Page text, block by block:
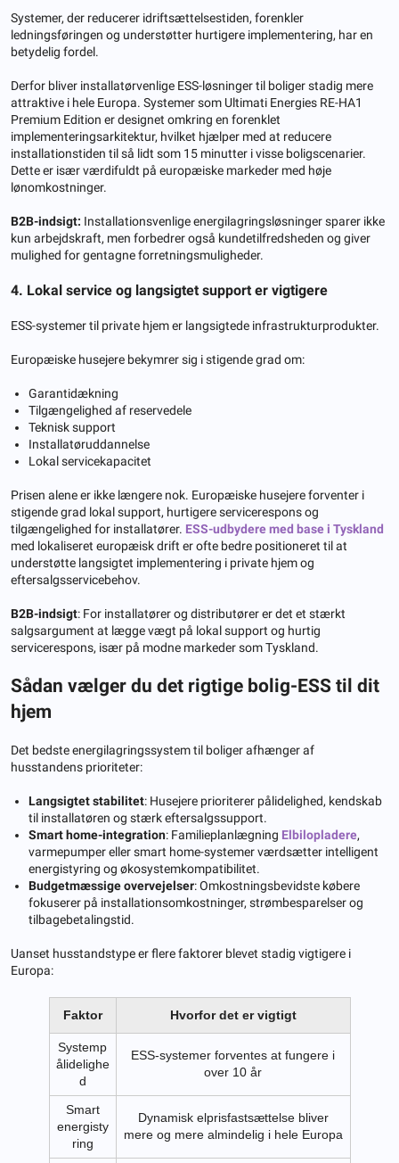
Systemer, der reducerer idriftsættelsestiden, forenkler
ledningsføringen og understøtter hurtigere implementering, har en
betydelig fordel.
Derfor bliver installatørvenlige ESS-løsninger til boliger stadig mere
attraktive i hele Europa. Systemer som Ultimati Energies RE-HA1
Premium Edition er designet omkring en forenklet
implementeringsarkitektur, hvilket hjælper med at reducere
installationstiden til så lidt som 15 minutter i visse boligscenarier.
Dette er især værdifuldt på europæiske markeder med høje
lønomkostninger.
B2B-indsigt: Installationsvenlige energilagringsløsninger sparer ikke
kun arbejdskraft, men forbedrer også kundetilfredsheden og giver
mulighed for gentagne forretningsmuligheder.
4. Lokal service og langsigtet support er vigtigere
ESS-systemer til private hjem er langsigtede infrastrukturprodukter.
Europæiske husejere bekymrer sig i stigende grad om:
Garantidækning
Tilgængelighed af reservedele
Teknisk support
Installatøruddannelse
Lokal servicekapacitet
Prisen alene er ikke længere nok. Europæiske husejere forventer i
stigende grad lokal support, hurtigere servicerespons og
tilgængelighed for installatører. ESS-udbydere med base i Tyskland
med lokaliseret europæisk drift er ofte bedre positioneret til at
understøtte langsigtet implementering i private hjem og
eftersalgsservicebehov.
B2B-indsigt: For installatører og distributører er det et stærkt
salgsargument at lægge vægt på lokal support og hurtig
servicerespons, især på modne markeder som Tyskland.
Sådan vælger du det rigtige bolig-ESS til dit
hjem
Det bedste energilagringssystem til boliger afhænger af
husstandens prioriteter:
Langsigtet stabilitet: Husejere prioriterer pålidelighed, kendskab
til installatøren og stærk eftersalgssupport.
Smart home-integration: Familieplanlægning Elbilopladere,
varmepumper eller smart home-systemer værdsætter intelligent
energistyring og økosystemkompatibilitet.
Budgetmæssige overvejelser: Omkostningsbevidste købere
fokuserer på installationsomkostninger, strømbesparelser og
tilbagebetalingstid.
Uanset husstandstype er flere faktorer blevet stadig vigtigere i
Europa:
Faktor Hvorfor det er vigtigt
Systemp
ålidelighe
d
ESS-systemer forventes at fungere i
over 10 år
Smart
energisty
ring
Dynamisk elprisfastsættelse bliver
mere og mere almindelig i hele Europa